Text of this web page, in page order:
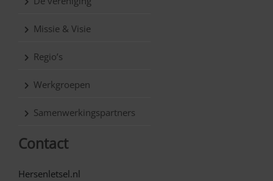
Missie & Visie
Regio’s
Werkgroepen
Samenwerkingspartners
Contact
Hersenletsel.nl